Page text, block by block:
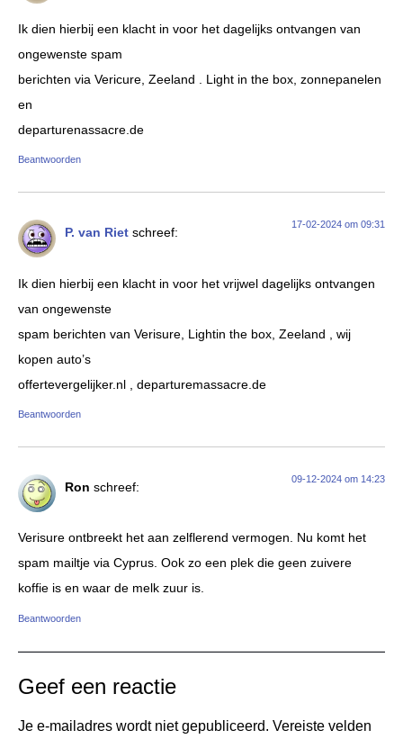
Ik dien hierbij een klacht in voor het dagelijks ontvangen van
ongewenste spam
berichten via Vericure, Zeeland . Light in the box, zonnepanelen
en
departurenassacre.de
Beantwoorden
P. van Riet schreef:
17-02-2024 om 09:31
Ik dien hierbij een klacht in voor het vrijwel dagelijks ontvangen
van ongewenste
spam berichten van Verisure, Lightin the box, Zeeland , wij
kopen auto’s
offertevergelijker.nl , departuremassacre.de
Beantwoorden
Ron schreef:
09-12-2024 om 14:23
Verisure ontbreekt het aan zelflerend vermogen. Nu komt het
spam mailtje via Cyprus. Ook zo een plek die geen zuivere
koffie is en waar de melk zuur is.
Beantwoorden
Geef een reactie
Je e-mailadres wordt niet gepubliceerd. Vereiste velden